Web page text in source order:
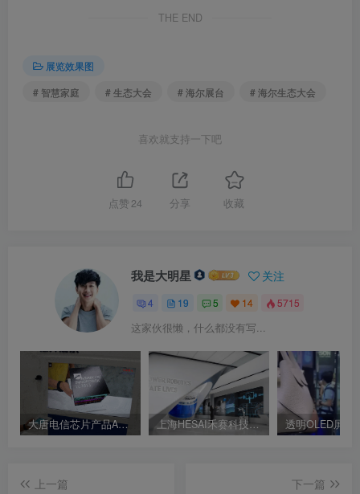
THE END
展览效果图
# 智慧家庭
# 生态大会 # 海尔展台 # 海尔生态大会
喜欢就支持一下吧
点赞 24 分享 收藏
我是大明星 关注
4 19 5 14 5715
这家伙很懒，什么都没有写...
大唐电信芯片产品AR展示 AR互动屏幕 上海HESAI禾赛科技企业展厅 数字交互展厅 人机交互体验
上一篇 下一篇